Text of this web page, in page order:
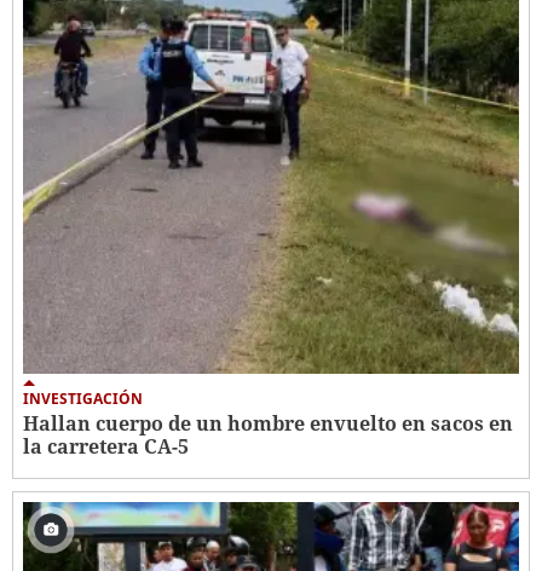
INVESTIGACIÓN
Hallan cuerpo de un hombre envuelto en sacos en
la carretera CA-5